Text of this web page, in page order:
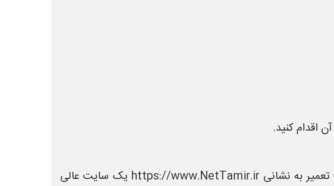
اقدام کنید.
در سایت نت تعمیر می توانید لیست بهترین فروشگاه های تعمیر را مشاهده کنید. سایت نت تعمیر به نشانی https://www.NetTamir.ir یک سایت عالی